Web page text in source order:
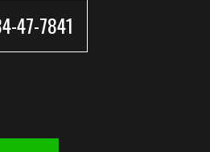
47-7841